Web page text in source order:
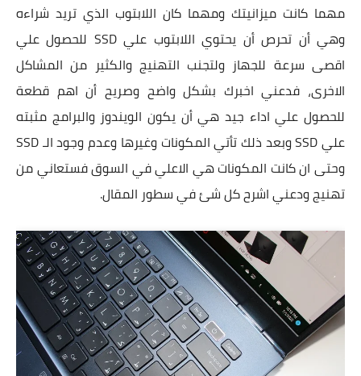
مهما كانت ميزانيتك ومهما كان اللابتوب الذي تريد شراءه
وهي أن تحرص أن يحتوي اللابتوب علي SSD للحصول علي
اقصى سرعة للجهاز ولتجنب التهنيج والكثير من المشاكل
الاخرى، فدعني اخبرك بشكل واضح وصريح أن اهم قطعة
للحصول علي اداء جيد هي أن يكون الويندوز والبرامج مثبته
علي SSD وبعد ذلك تأتي المكونات وغيرها وعدم وجود الـ SSD
وحتى ان كانت المكونات هي الاعلي في السوق فستعاني من
تهنيج ودعني اشرح كل شئ في سطور المقال.